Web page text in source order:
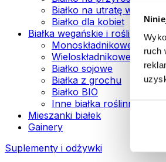
ruch
Białko na utratę wagi
Białko dla kobiet
Białka wegańskie i roślinne
Monoskładnikowe białka
Wieloskładnikowe białka
Białko sojowe
Białka z grochu
Białko BIO
Inne białka roślinne
Mieszanki białek
Gainery
Suplementy i odżywki